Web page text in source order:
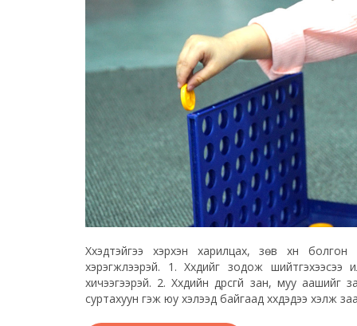
Хүүхэдтэйгээ хэрхэн харилцах, зөв хүн
хэрэгжүүлээрэй. 1. Хүүхдийг зодож
хичээгээрэй. 2. Хүүхдийн дүрсгүй зан, муу
суртахуун гэж юу хэлээд байгаад хүүхдэдээ хэлж